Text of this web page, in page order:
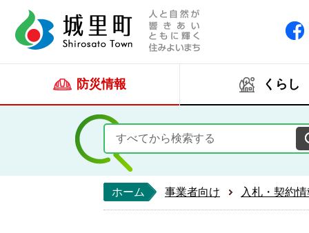
防災情報 くらし
ホーム 事業者向け 入札・契約